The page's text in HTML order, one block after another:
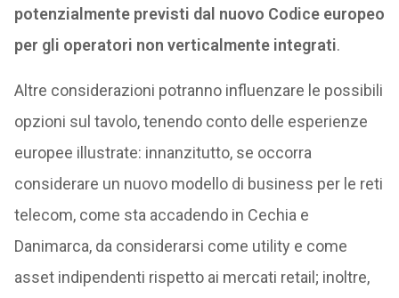
potenzialmente previsti dal nuovo Codice europeo
per gli operatori non verticalmente integrati.
Altre considerazioni potranno influenzare le possibili
opzioni sul tavolo, tenendo conto delle esperienze
europee illustrate: innanzitutto, se occorra
considerare un nuovo modello di business per le reti
telecom, come sta accadendo in Cechia e
Danimarca, da considerarsi come utility e come
asset indipendenti rispetto ai mercati retail; inoltre,